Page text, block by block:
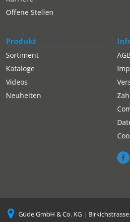
Offene Stellen
Produkt
Sortiment
Kataloge
Videos
Neuheiten
Güde GmbH & Co. KG |